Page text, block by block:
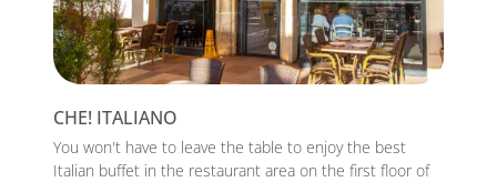
CHE! ITALIANO
You won't have to leave the table to enjoy the best
Italian buffet in the restaurant area on the first floor of